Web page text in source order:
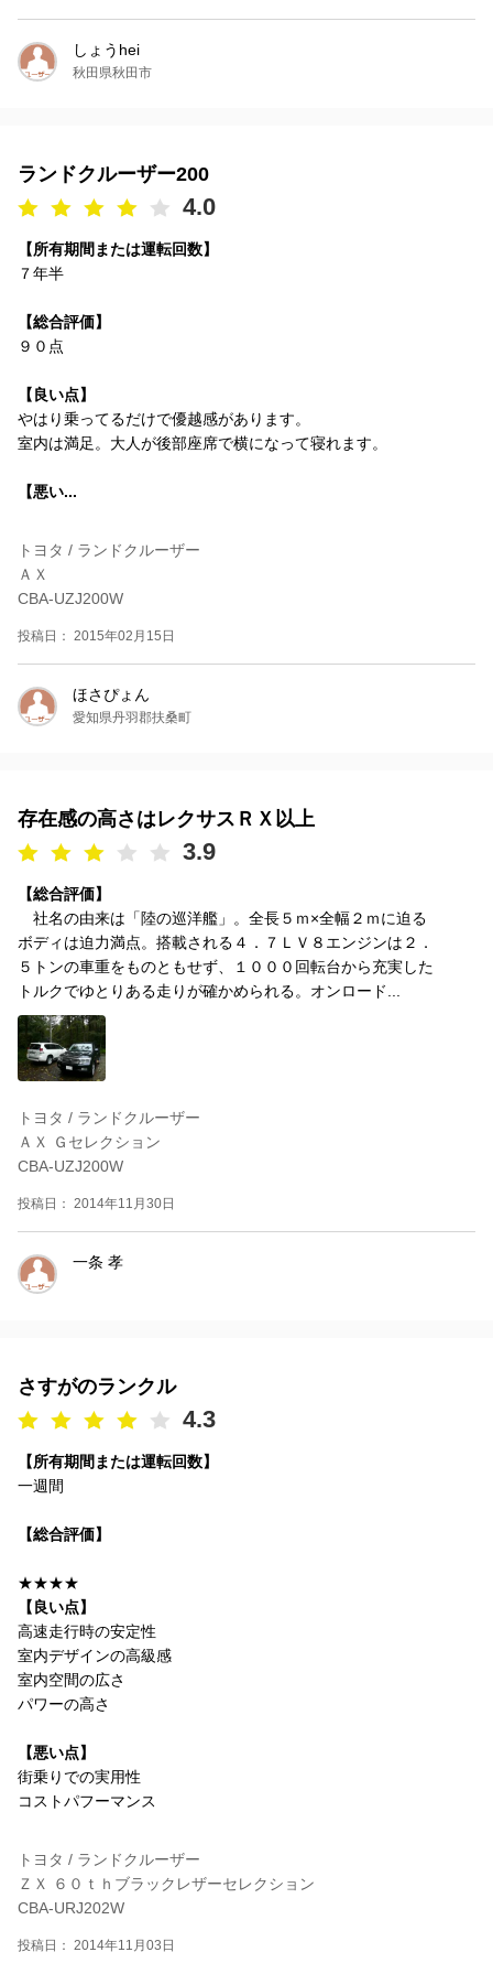
しょうhei
秋田県秋田市
ランドクルーザー200
4.0
【所有期間または運転回数】
７年半
【総合評価】
９０点
【良い点】
やはり乗ってるだけで優越感があります。
室内は満足。大人が後部座席で横になって寝れます。
【悪い...
トヨタ / ランドクルーザー
ＡＸ
CBA-UZJ200W
投稿日： 2015年02月15日
ほさぴょん
愛知県丹羽郡扶桑町
存在感の高さはレクサスＲＸ以上
3.9
【総合評価】
社名の由来は「陸の巡洋艦」。全長５ｍ×全幅２ｍに迫る
ボディは迫力満点。搭載される４．７ＬＶ８エンジンは２．
５トンの車重をものともせず、１０００回転台から充実した
トルクでゆとりある走りが確かめられる。オンロード...
トヨタ / ランドクルーザー
ＡＸ Ｇセレクション
CBA-UZJ200W
投稿日： 2014年11月30日
一条 孝
さすがのランクル
4.3
【所有期間または運転回数】
一週間
【総合評価】
★★★★
【良い点】
高速走行時の安定性
室内デザインの高級感
室内空間の広さ
パワーの高さ
【悪い点】
街乗りでの実用性
コストパフーマンス
トヨタ / ランドクルーザー
ＺＸ ６０ｔｈブラックレザーセレクション
CBA-URJ202W
投稿日： 2014年11月03日